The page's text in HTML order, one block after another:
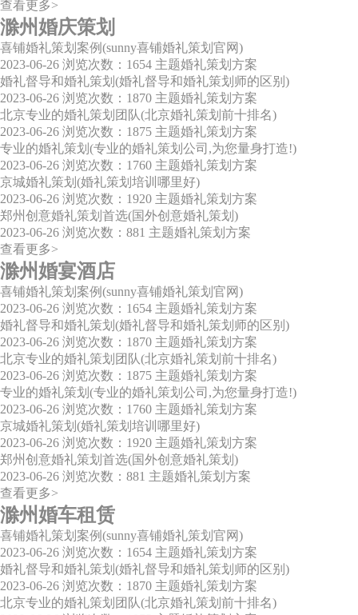
查看更多>
滁州婚庆策划
喜铺婚礼策划案例(sunny喜铺婚礼策划官网)
2023-06-26 浏览次数：1654 主题婚礼策划方案
婚礼督导和婚礼策划(婚礼督导和婚礼策划师的区别)
2023-06-26 浏览次数：1870 主题婚礼策划方案
北京专业的婚礼策划团队(北京婚礼策划前十排名)
2023-06-26 浏览次数：1875 主题婚礼策划方案
专业的婚礼策划(专业的婚礼策划公司,为您量身打造!)
2023-06-26 浏览次数：1760 主题婚礼策划方案
京城婚礼策划(婚礼策划培训哪里好)
2023-06-26 浏览次数：1920 主题婚礼策划方案
郑州创意婚礼策划首选(国外创意婚礼策划)
2023-06-26 浏览次数：881 主题婚礼策划方案
查看更多>
滁州婚宴酒店
喜铺婚礼策划案例(sunny喜铺婚礼策划官网)
2023-06-26 浏览次数：1654 主题婚礼策划方案
婚礼督导和婚礼策划(婚礼督导和婚礼策划师的区别)
2023-06-26 浏览次数：1870 主题婚礼策划方案
北京专业的婚礼策划团队(北京婚礼策划前十排名)
2023-06-26 浏览次数：1875 主题婚礼策划方案
专业的婚礼策划(专业的婚礼策划公司,为您量身打造!)
2023-06-26 浏览次数：1760 主题婚礼策划方案
京城婚礼策划(婚礼策划培训哪里好)
2023-06-26 浏览次数：1920 主题婚礼策划方案
郑州创意婚礼策划首选(国外创意婚礼策划)
2023-06-26 浏览次数：881 主题婚礼策划方案
查看更多>
滁州婚车租赁
喜铺婚礼策划案例(sunny喜铺婚礼策划官网)
2023-06-26 浏览次数：1654 主题婚礼策划方案
婚礼督导和婚礼策划(婚礼督导和婚礼策划师的区别)
2023-06-26 浏览次数：1870 主题婚礼策划方案
北京专业的婚礼策划团队(北京婚礼策划前十排名)